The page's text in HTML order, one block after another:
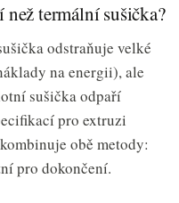
termální sušička?
odstraňuje velké
na energii), ale
sušička odpaří
pro extruzi
obě metody:
pro dokončení.